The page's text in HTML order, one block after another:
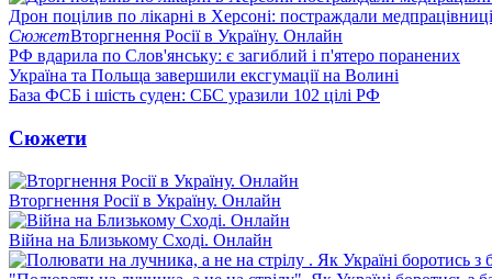
Дрон поцілив по лікарні в Херсоні: постраждали медпрацівниці
СюжетВторгнення Росії в Україну. Онлайн
РФ вдарила по Слов'янську: є загиблий і п'ятеро поранених
Україна та Польща завершили ексгумації на Волині
База ФСБ і шість суден: СБС уразили 102 цілі РФ
Сюжети
Вторгнення Росії в Україну. Онлайн
Війна на Близькому Сході. Онлайн